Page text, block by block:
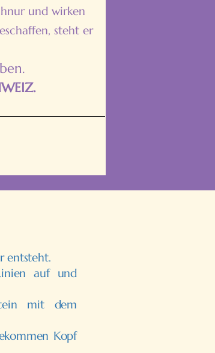
und wirken
steht er
entsteht.
auf und
mit dem
Kopf